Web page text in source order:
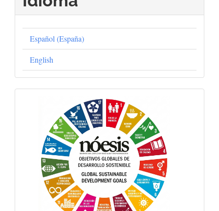
Español (España)
English
Objetivos
Globales